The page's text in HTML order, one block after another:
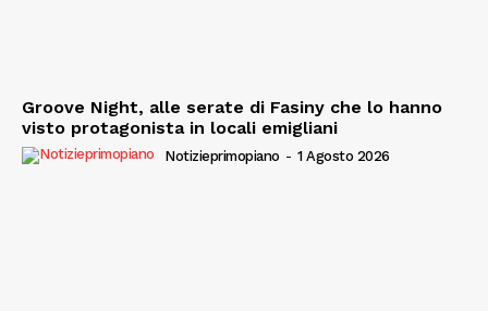
Groove Night, alle serate di Fasiny che lo hanno
visto protagonista in locali emigliani
Notizieprimopiano - 1 Agosto 2026